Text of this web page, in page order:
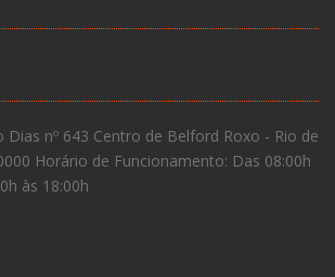
Dias nº 643 Centro de Belford Roxo - Rio de
Horário de Funcionamento: Das 08:00h
às 18:00h